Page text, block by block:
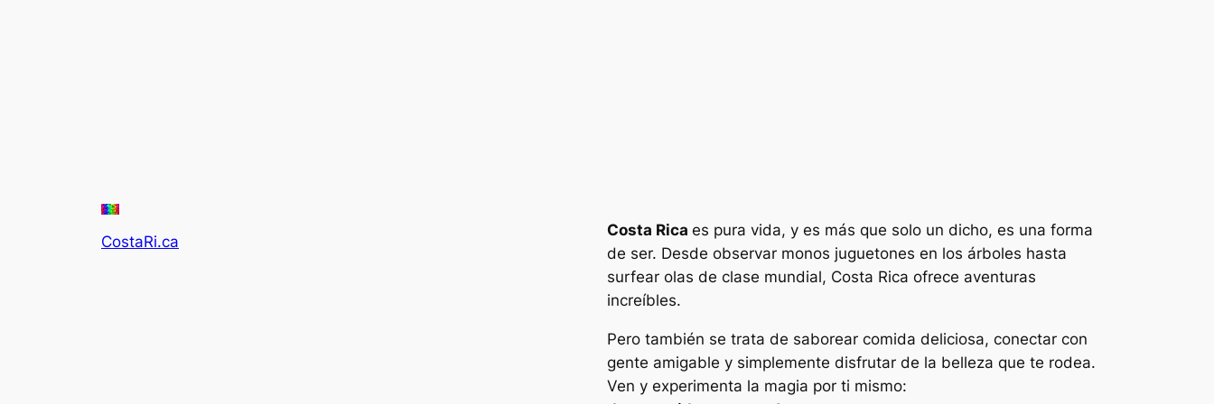
CostaRi.ca
Costa Rica es pura vida, y es más que solo un dicho, es una forma
de ser. Desde observar monos juguetones en los árboles hasta
surfear olas de clase mundial, Costa Rica ofrece aventuras
increíbles.
Pero también se trata de saborear comida deliciosa, conectar con
gente amigable y simplemente disfrutar de la belleza que te rodea.
Ven y experimenta la magia por ti mismo: